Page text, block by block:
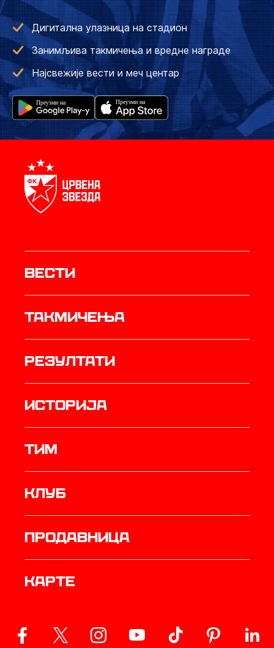
Дигитална улазница на стадион
Занимљива такмичења и вредне награде
Најсвежије вести и меч центар
Вести
Такмичења
резултати
историја
ТИМ
Клуб
продавница
Карте